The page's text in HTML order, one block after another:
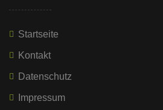
Startseite
Kontakt
Datenschutz
Impressum